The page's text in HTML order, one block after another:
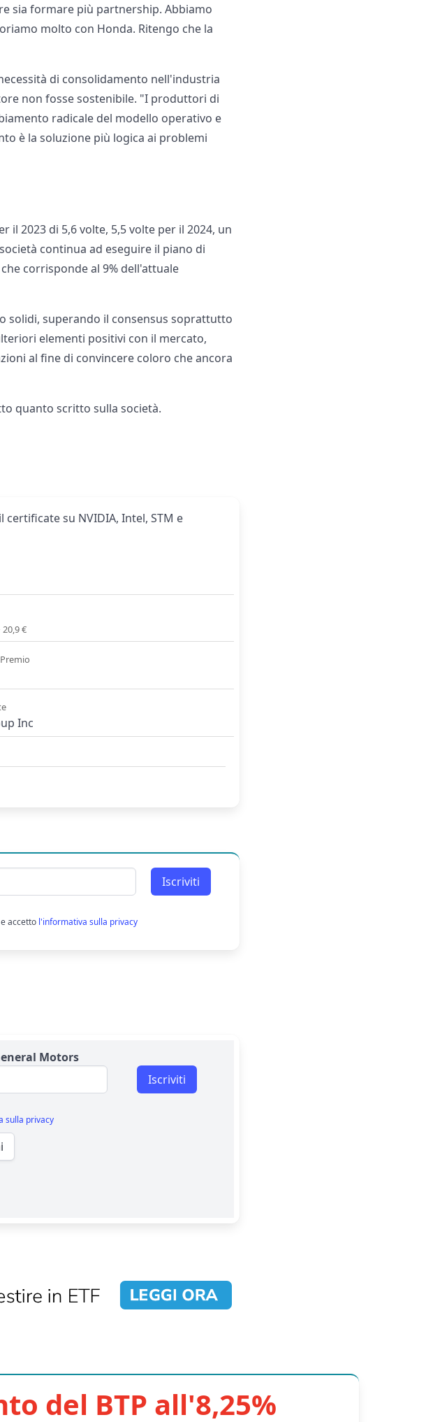
sia formare più partnership. Abbiamo
molto con Honda. Ritengo che la
di consolidamento nell'industria
non fosse sostenibile. "I produttori di
radicale del modello operativo e
è la soluzione più logica ai problemi
2023 di 5,6 volte, 5,5 volte per il 2024, un
continua ad eseguire il piano di
corrisponde al 9% dell'attuale
solidi, superando il consensus soprattutto
elementi positivi con il mercato,
al fine di convincere coloro che ancora
quanto scritto sulla società.
su NVIDIA, Intel, STM e
20,9 €
Inc
newsletter Iscriviti
accetto l'informativa sulla privacy
Motors
Iscriviti
sulla privacy
del BTP all'8,25%